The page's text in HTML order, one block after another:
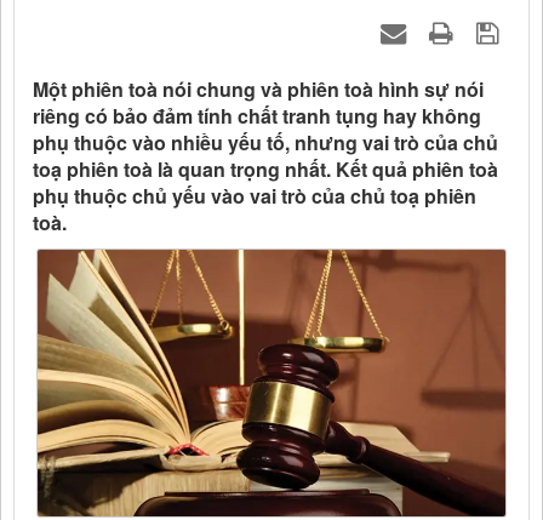
Một phiên toà nói chung và phiên toà hình sự nói
riêng có bảo đảm tính chất tranh tụng hay không
phụ thuộc vào nhiều yếu tố, nhưng vai trò của chủ
toạ phiên toà là quan trọng nhất. Kết quả phiên toà
phụ thuộc chủ yếu vào vai trò của chủ toạ phiên
toà.